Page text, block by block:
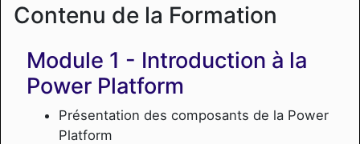
Contenu de la Formation
Introduction à la
Power Platform
Présentation des composants de la Power
Platform